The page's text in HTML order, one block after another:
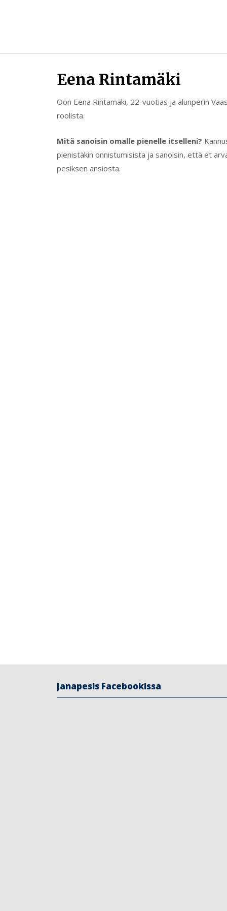
Eena Rintamäki
Oon Eena Rintamäki, 22-vuotias ja alunperin
roolista.
Mitä sanoisin omalle pienelle itselleni?
pienistäkin onnistumisista ja sanoisin, että et
pesiksen ansiosta.
Janapesis Facebookissa